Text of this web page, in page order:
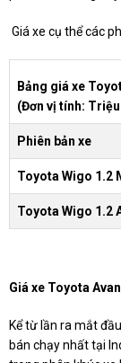
Giá xe cụ thể các
Bảng giá xe
(Đơn vị tính:
Phiên bản xe
Toyota Wigo 1.2
Toyota Wigo 1.2
Giá xe Toyota
Kể từ lần ra mắt
bán chạy nhất tại